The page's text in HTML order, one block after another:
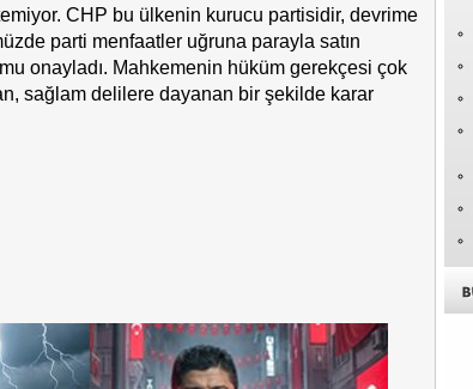
CHP bu ülkenin kurucu partisidir, devrime
parti menfaatler uğruna parayla satın
onayladı. Mahkemenin hüküm gerekçesi çok
sağlam delilere dayanan bir şekilde karar